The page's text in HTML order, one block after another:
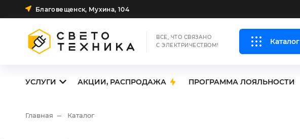
Благовещенск, Мухина, 104
ВСЕ, ЧТО СВЯЗАНО
С ЭЛЕКТРИЧЕСТВОМ!
Каталог
УСЛУГИ АКЦИИ, РАСПРОДАЖА ПРОГРАММА ЛОЯЛЬНОСТИ
Главная Каталог